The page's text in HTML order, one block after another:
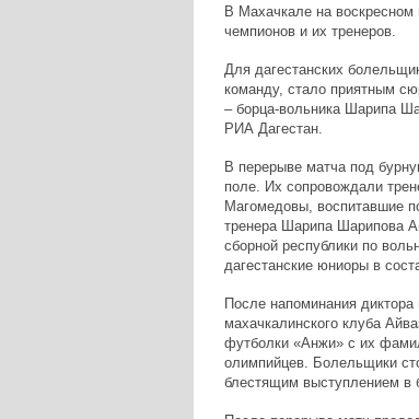
В Махачкале на воскресном
чемпионов и их тренеров.
Для дагестанских
команду, стало приятным
– борца-вольника Шарипа
РИА Дагестан.
В перерыве матча под
поле. Их сопровождали
Магомедовы, воспитавшие
тренера Шарипа Шарипова
сборной республики по
дагестанские юниоры в
После напоминания
махачкалинского клуба
футболки «Анжи» с их
олимпийцев. Болельщики
блестящим выступлением в